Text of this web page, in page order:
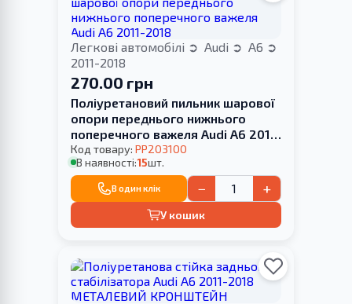
Легкові автомобілі Audi
A6
2011-2018
270.00 грн
Поліуретановий пильник шарової
опори переднього нижнього
поперечного важеля Audi A6 2011-
2018
Код товару: PP203100
В наявності:15шт.
В один клік − +
У кошик